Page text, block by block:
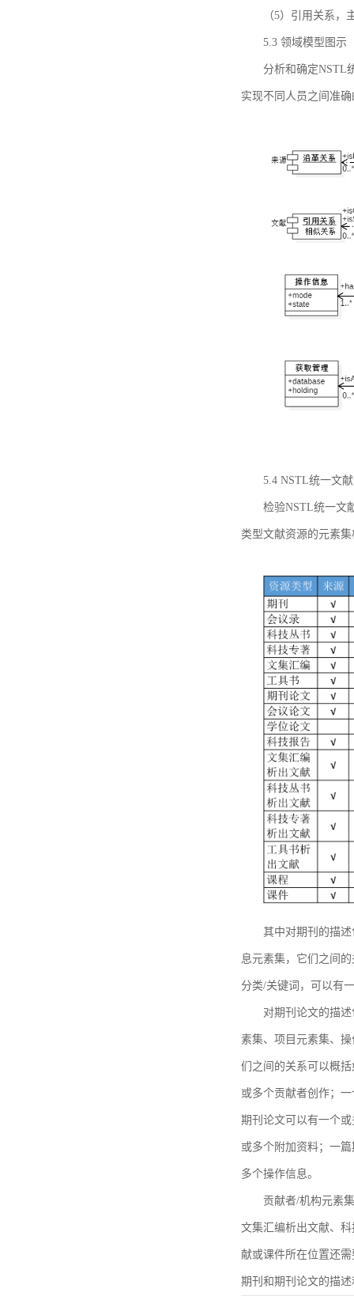
（5）引用关系，
5.3 领域模型图示
分析和确定NSTL
实现不同人员之间准
5.4 NSTL统一文
检验NSTL统一文
类型文献资源的元素
其中对期刊的描
息元素集，它们之间
分类/关键词，可以有
对期刊论文的描
素集、项目元素集、
们之间的关系可以概
或多个贡献者创作；
期刊论文可以有一个
或多个附加资料；一
多个操作信息。
贡献者/机构元素
文集汇编析出文献、
献或课件所在位置还
期刊和期刊论文的描